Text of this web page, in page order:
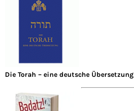
Die Torah – eine deutsche Übersetzung